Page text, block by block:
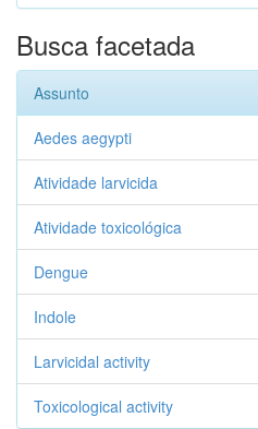
Busca facetada
Assunto
Aedes aegypti
Atividade larvicida
Atividade toxicológica
Dengue
Indole
Larvicidal activity
Toxicological activity